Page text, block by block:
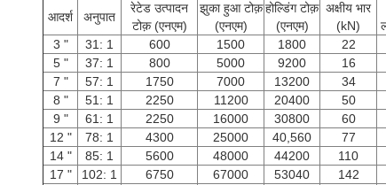
आदर्श
अनुपात
रेटेड उत्पादन
टोक़ (एनएम)
झुका हुआ टोक़
(एनएम)
होल्डिंग टोक़
(एनएम)
अक्षीय भार
(kN)
3 "
31: 1 600 1500 1800 22
5 "
37: 1 800 5000 9200 16
7 "
57: 1 1750 7000 13200 34
8 "
51: 1 2250 11200 20400 50
9 "
61: 1 2250 16000 30800 60
12 "
78: 1 4300 25000 40,560 77
14 "
85: 1 5600 48000 44200 110
17 "
102: 1 6750 67000 53040 142